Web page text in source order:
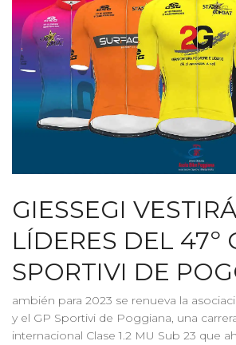
GIESSEGI
LÍDERES DEL 47º
SPORTIVI DE
ambién para 2023 se renueva la
y el GP Sportivi de Poggiana, una
internacional Clase 1.2 MU Sub 23 que